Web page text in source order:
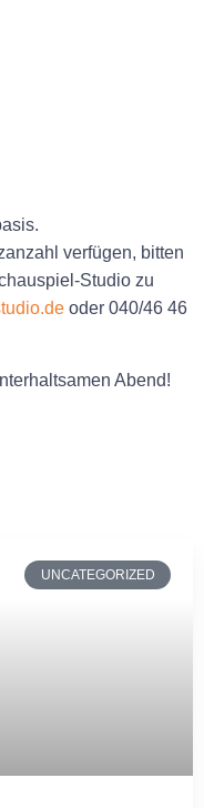
verfügen, bitten
Studio zu
oder 040/46 46
Abend!
UNCATEGORIZED